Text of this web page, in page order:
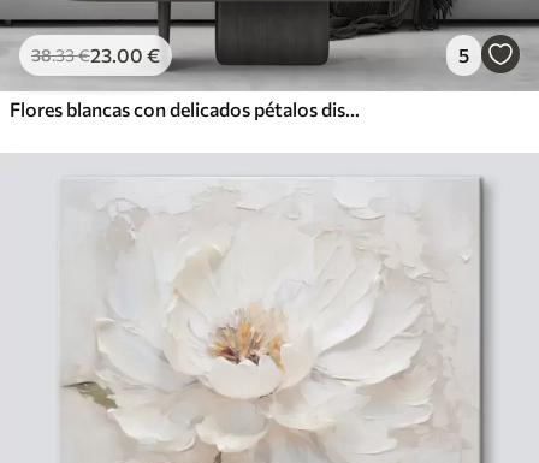
38.33€23.00 € 5
Flores blancas con delicados pétalos dispuestos en un hermoso patrón floral sobre un fondo claro